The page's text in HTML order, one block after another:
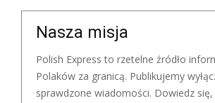
Nasza misja
Polish Express to rzetelne źródło
Polaków za granicą. Publikujemy
sprawdzone wiadomości. Dowiedz